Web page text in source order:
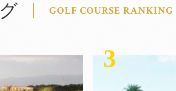
GOLF COURSE RANKING
3